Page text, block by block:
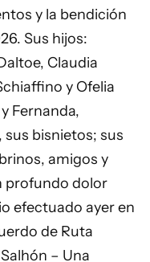
y la bendición
Sus hijos:
Claudia
y Ofelia
Fernanda,
sus bisnietos; sus
amigos y
profundo dolor
efectuado ayer en
de Ruta
– Una